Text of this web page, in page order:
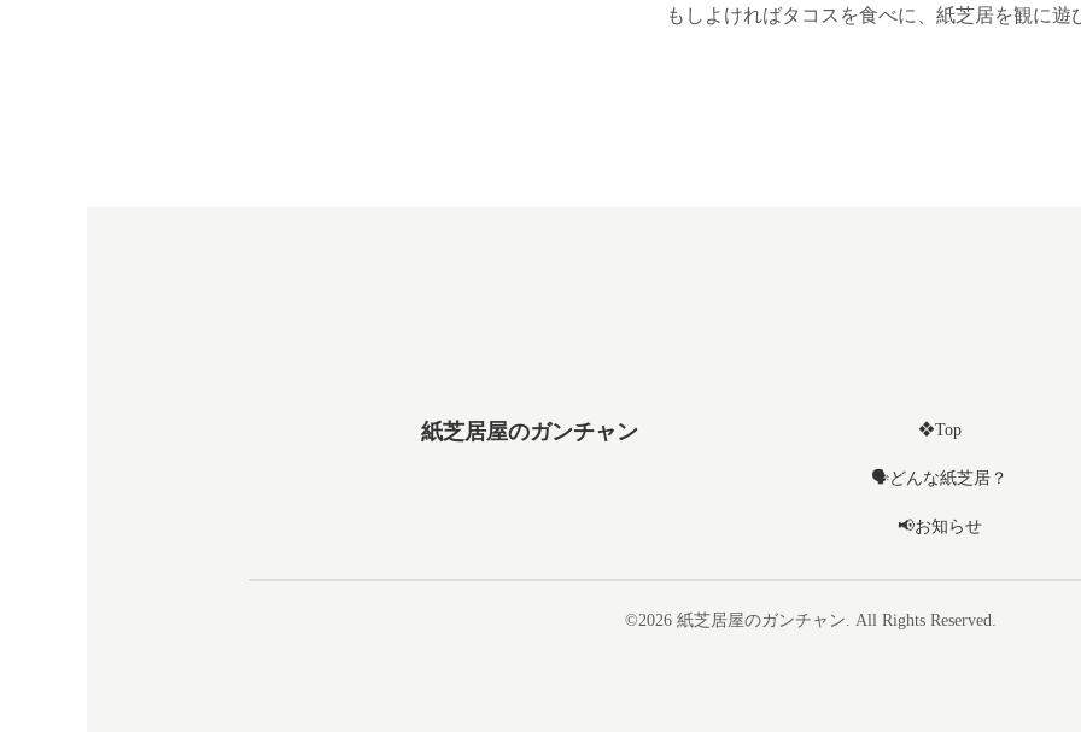
もしよければタコスを食べに、紙芝居を観に遊
紙芝居屋のガンチャン ❖Top
🗣️どんな紙芝居？
📢お知らせ
©2026 紙芝居屋のガンチャン. All Rights Reserved.